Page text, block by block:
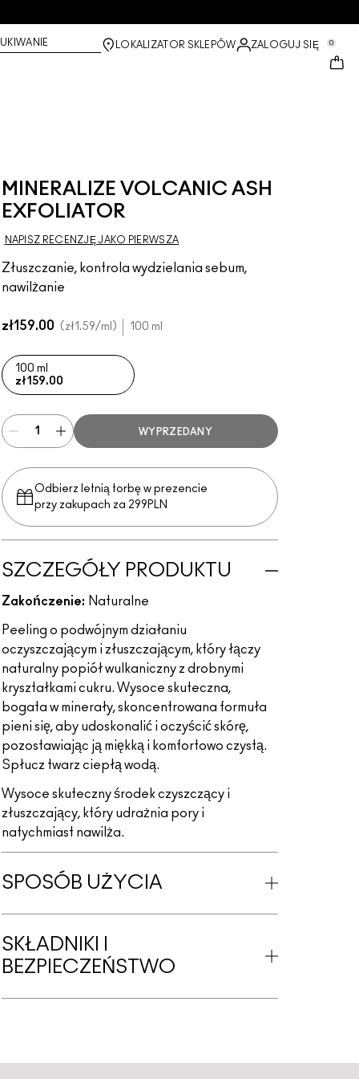
LOKALIZATOR SKLEPÓW ZALOGUJ SIĘ 0
MINERALIZE VOLCANIC ASH
EXFOLIATOR
NAPISZ RECENZJĘ JAKO PIERWSZA
Złuszczanie, kontrola wydzielania sebum,
nawilżanie
zł159.00 zł1.59/ml 100 ml
100 ml
zł159.00
WYPRZEDANY
Odbierz letnią torbę w prezencie
przy zakupach za 299PLN
SZCZEGÓŁY PRODUKTU
Zakończenie: Naturalne
Peeling o podwójnym działaniu
oczyszczającym i złuszczającym, który łączy
naturalny popiół wulkaniczny z drobnymi
kryształkami cukru. Wysoce skuteczna,
bogata w minerały, skoncentrowana formuła
pieni się, aby udoskonalić i oczyścić skórę,
pozostawiając ją miękką i komfortowo czystą.
Spłucz twarz ciepłą wodą.
Wysoce skuteczny środek czyszczący i
złuszczający, który udrażnia pory i
natychmiast nawilża.
SPOSÓB UŻYCIA
SKŁADNIKI I
BEZPIECZEŃSTWO